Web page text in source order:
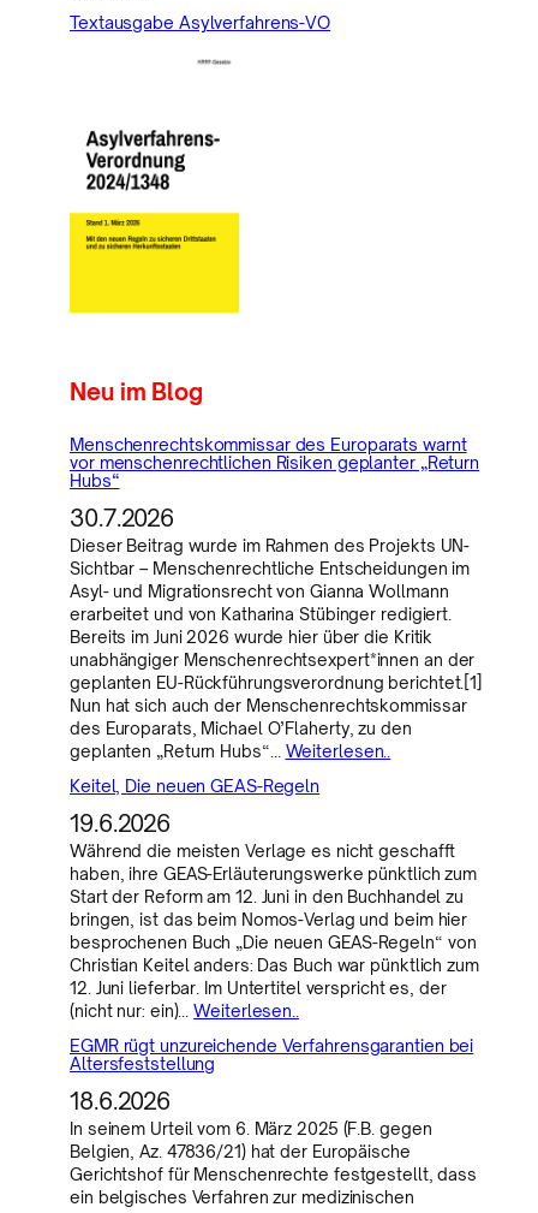
Textausgabe Asylverfahrens-VO
Neu im Blog
Menschenrechtskommissar des Europarats warnt
vor menschenrechtlichen Risiken geplanter „Return
Hubs“
30.7.2026
Dieser Beitrag wurde im Rahmen des Projekts UN-
Sichtbar – Menschenrechtliche Entscheidungen im
Asyl- und Migrationsrecht von Gianna Wollmann
erarbeitet und von Katharina Stübinger redigiert.
Bereits im Juni 2026 wurde hier über die Kritik
unabhängiger Menschenrechtsexpert*innen an der
geplanten EU-Rückführungsverordnung berichtet.[1]
Nun hat sich auch der Menschenrechtskommissar
des Europarats, Michael O’Flaherty, zu den
geplanten „Return Hubs“… Weiterlesen..
Keitel, Die neuen GEAS-Regeln
19.6.2026
Während die meisten Verlage es nicht geschafft
haben, ihre GEAS-Erläuterungswerke pünktlich zum
Start der Reform am 12. Juni in den Buchhandel zu
bringen, ist das beim Nomos-Verlag und beim hier
besprochenen Buch „Die neuen GEAS-Regeln“ von
Christian Keitel anders: Das Buch war pünktlich zum
12. Juni lieferbar. Im Untertitel verspricht es, der
(nicht nur: ein)…Weiterlesen..
EGMR rügt unzureichende Verfahrensgarantien bei
Altersfeststellung
18.6.2026
In seinem Urteil vom 6. März 2025 (F.B. gegen
Belgien, Az. 47836/21) hat der Europäische
Gerichtshof für Menschenrechte festgestellt, dass
ein belgisches Verfahren zur medizinischen